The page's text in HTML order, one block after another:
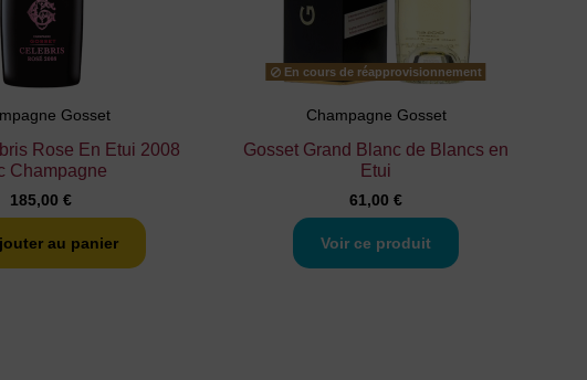
Gosset
Rose En Etui 2008
Champagne
185,00 €
au panier
En cours de réapprovisionnement
Champagne Gosset
Gosset Grand Blanc de Blancs en
Etui
61,00 €
Voir ce produit